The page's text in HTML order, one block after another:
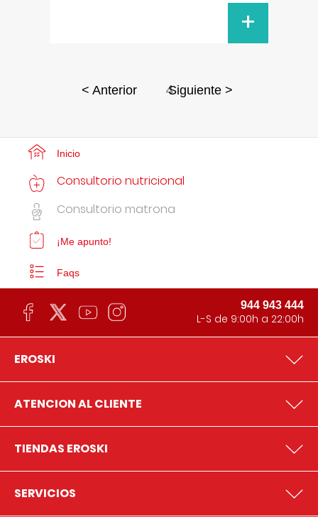
+
< Anterior 4
Siguiente >
Inicio
Consultorio nutricional
Consultorio matrona
¡Me apunto!
Faqs
944 943 444
L-S de 9:00h a 22:00h
EROSKI
ATENCION AL CLIENTE
TIENDAS EROSKI
SERVICIOS